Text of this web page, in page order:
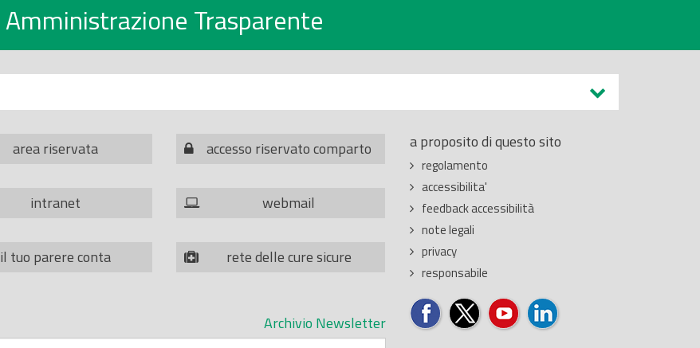
Amministrazione Trasparente
area riservata accesso riservato comparto
intranet webmail
il tuo parere conta rete delle cure sicure
a proposito di questo sito
regolamento
accessibilita'
feedback accessibilità
note legali
privacy
responsabile
Archivio Newsletter